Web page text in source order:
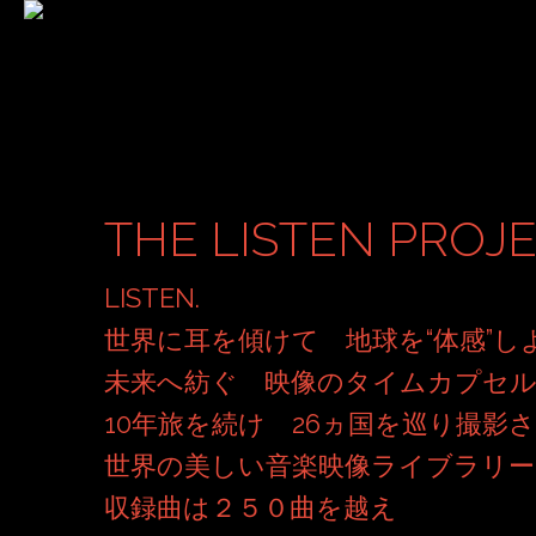
THE LISTEN
LISTEN.
世界に耳を傾けて 地球を“体感”し
未来へ紡ぐ 映像のタイムカプセル
10年旅を続け 26ヵ国を巡り撮影
世界の美しい音楽映像ライブラリー
収録曲は２５０曲を越え